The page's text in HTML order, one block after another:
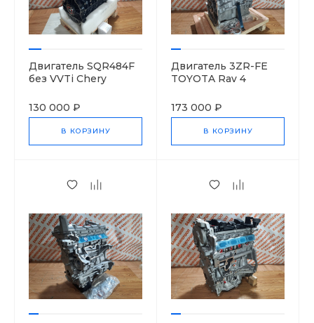
Двигатель SQR484F
без VVTi Chery
130 000 ₽
В КОРЗИНУ
Двигатель 3ZR-FE
TOYOTA Rav 4
173 000 ₽
В КОРЗИНУ